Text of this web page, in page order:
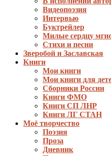
Видеопоэзия
Интервью
Буктрейлер
Милые сердцу
Стихи и песни
Зверобой и Заславская
Книги
Мои книги
Мои книги для
Сборники России
Книги ФМО
Книги СП ЛНР
Книги ЛГ СТАН
Моё творчество
Поэзия
Проза
Дневник